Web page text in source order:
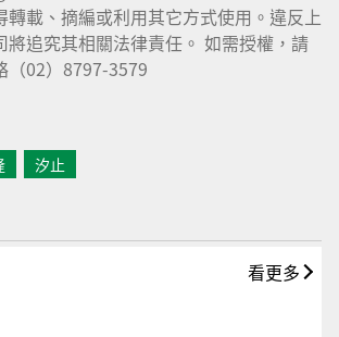
轉載、摘編或利用其它方式使用。違反上
將追究其相關法律責任。 如需授權，請
（02）8797-3579
汐止
看更多